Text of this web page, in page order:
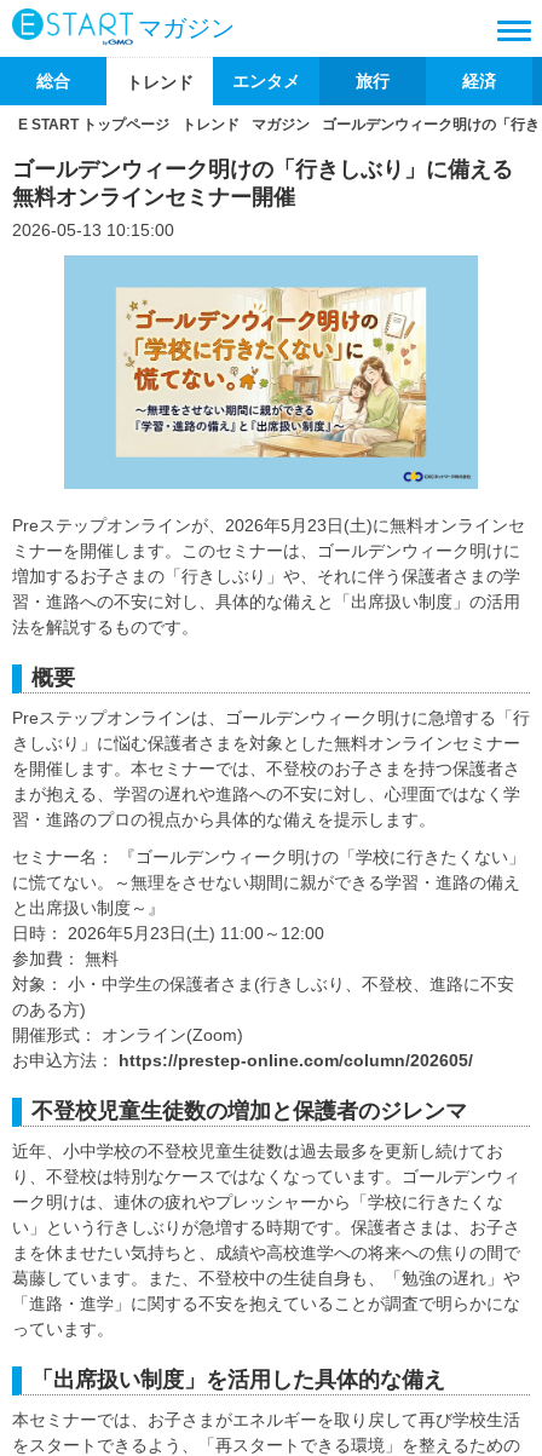
マガジン
総合 トレンド エンタメ 旅行 経済
E START トップページ トレンド マガジン ゴールデンウィーク明けの「行
ゴールデンウィーク明けの「行きしぶり」に備える
無料オンラインセミナー開催
2026-05-13 10:15:00
Preステップオンラインが、2026年5月23日(土)に無料オンラインセ
ミナーを開催します。このセミナーは、ゴールデンウィーク明けに
増加するお子さまの「行きしぶり」や、それに伴う保護者さまの学
習・進路への不安に対し、具体的な備えと「出席扱い制度」の活用
法を解説するものです。
概要
Preステップオンラインは、ゴールデンウィーク明けに急増する「行
きしぶり」に悩む保護者さまを対象とした無料オンラインセミナー
を開催します。本セミナーでは、不登校のお子さまを持つ保護者さ
まが抱える、学習の遅れや進路への不安に対し、心理面ではなく学
習・進路のプロの視点から具体的な備えを提示します。
セミナー名： 『ゴールデンウィーク明けの「学校に行きたくない」
に慌てない。～無理をさせない期間に親ができる学習・進路の備え
と出席扱い制度～』
日時： 2026年5月23日(土) 11:00～12:00
参加費： 無料
対象： 小・中学生の保護者さま(行きしぶり、不登校、進路に不安
のある方)
開催形式： オンライン(Zoom)
お申込方法： https://prestep-online.com/column/202605/
不登校児童生徒数の増加と保護者のジレンマ
近年、小中学校の不登校児童生徒数は過去最多を更新し続けてお
り、不登校は特別なケースではなくなっています。ゴールデンウィ
ーク明けは、連休の疲れやプレッシャーから「学校に行きたくな
い」という行きしぶりが急増する時期です。保護者さまは、お子さ
まを休ませたい気持ちと、成績や高校進学への将来への焦りの間で
葛藤しています。また、不登校中の生徒自身も、「勉強の遅れ」や
「進路・進学」に関する不安を抱えていることが調査で明らかにな
っています。
「出席扱い制度」を活用した具体的な備え
本セミナーでは、お子さまがエネルギーを取り戻して再び学校生活
をスタートできるよう、「再スタートできる環境」を整えるための